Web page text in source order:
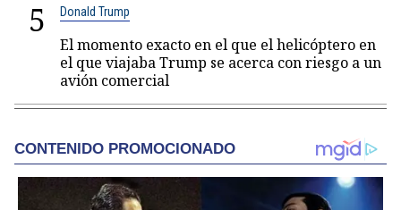
5 Donald Trump
El momento exacto en el que el helicóptero en
el que viajaba Trump se acerca con riesgo a un
avión comercial